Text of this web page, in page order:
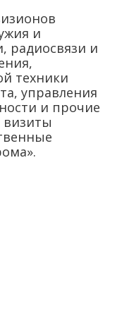
и
радиосвязи и
техники
управления
и прочие
визиты